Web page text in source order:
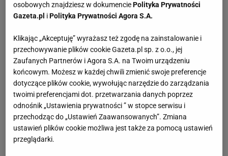
osobowych znajdziesz w dokumenciePolityka Prywatności
Gazeta.pl iPolityka Prywatności Agora S.A.
Klikając „Akceptuję” wyrażasz też zgodę na zainstalowanie i
przechowywanie plików cookie Gazeta.pl sp. z o.o., jej
Zaufanych Partnerów i Agora S.A. na Twoim urządzeniu
końcowym. Możesz w każdej chwili zmienić swoje preferencje
dotyczące plików cookie, wywołując narzędzie do zarządzania
twoimi preferencjami dot. przetwarzania danych poprzez
odnośnik „Ustawienia prywatności ” w stopce serwisu i
przechodząc do „Ustawień Zaawansowanych”. Zmiana
ustawień plików cookie możliwa jest także za pomocą ustawień
przeglądarki.